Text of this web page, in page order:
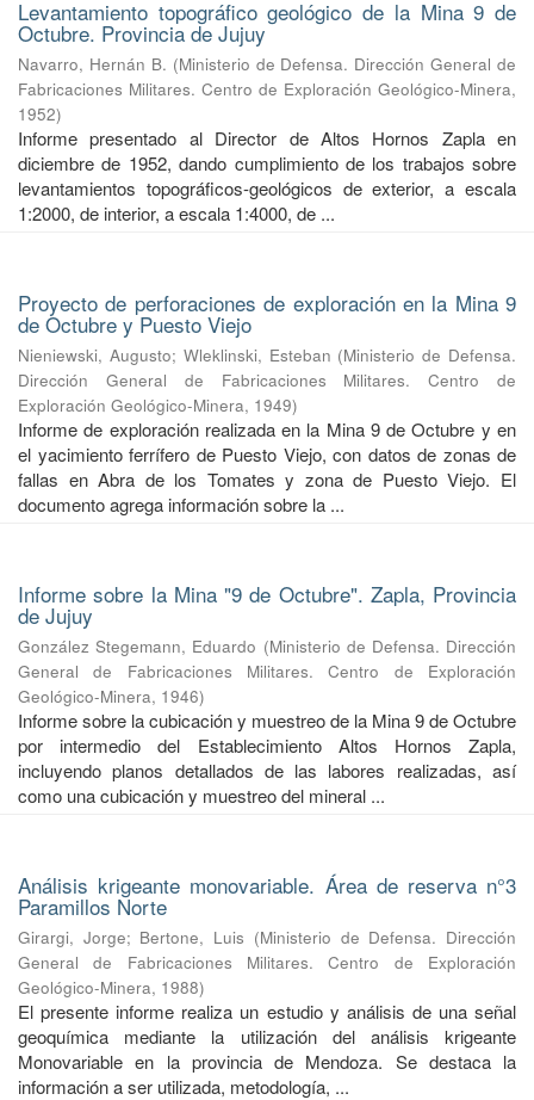
Levantamiento topográfico geológico de la Mina 9 de
Octubre. Provincia de Jujuy
Navarro, Hernán B. (Ministerio de Defensa. Dirección General de
Fabricaciones Militares. Centro de Exploración Geológico-Minera,
1952)
Informe presentado al Director de Altos Hornos Zapla en
diciembre de 1952, dando cumplimiento de los trabajos sobre
levantamientos topográficos-geológicos de exterior, a escala
1:2000, de interior, a escala 1:4000, de ...
Proyecto de perforaciones de exploración en la Mina 9
de Octubre y Puesto Viejo
Nieniewski, Augusto; Wleklinski, Esteban (Ministerio de Defensa.
Dirección General de Fabricaciones Militares. Centro de
Exploración Geológico-Minera, 1949)
Informe de exploración realizada en la Mina 9 de Octubre y en
el yacimiento ferrífero de Puesto Viejo, con datos de zonas de
fallas en Abra de los Tomates y zona de Puesto Viejo. El
documento agrega información sobre la ...
Informe sobre la Mina "9 de Octubre". Zapla, Provincia
de Jujuy
González Stegemann, Eduardo (Ministerio de Defensa. Dirección
General de Fabricaciones Militares. Centro de Exploración
Geológico-Minera, 1946)
Informe sobre la cubicación y muestreo de la Mina 9 de Octubre
por intermedio del Establecimiento Altos Hornos Zapla,
incluyendo planos detallados de las labores realizadas, así
como una cubicación y muestreo del mineral ...
Análisis krigeante monovariable. Área de reserva n°3
Paramillos Norte
Girargi, Jorge; Bertone, Luis (Ministerio de Defensa. Dirección
General de Fabricaciones Militares. Centro de Exploración
Geológico-Minera, 1988)
El presente informe realiza un estudio y análisis de una señal
geoquímica mediante la utilización del análisis krigeante
Monovariable en la provincia de Mendoza. Se destaca la
información a ser utilizada, metodología, ...